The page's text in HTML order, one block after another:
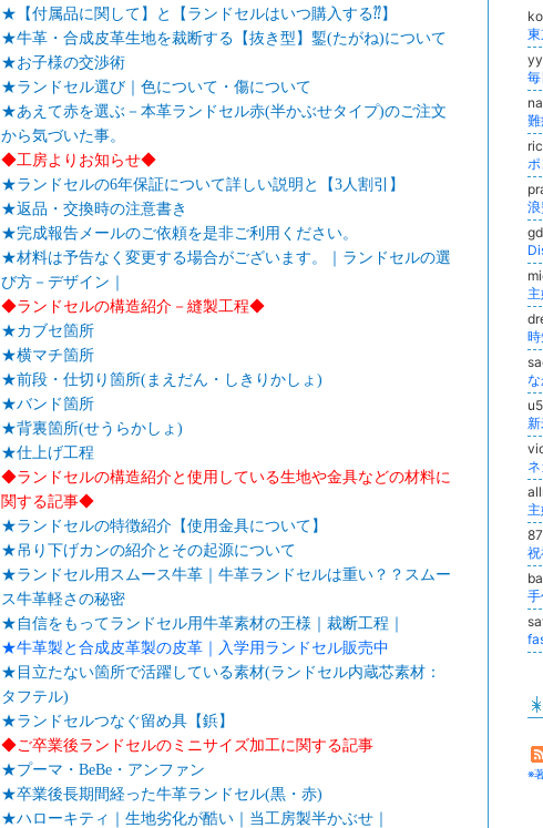
★【付属品に関して】と【ランドセルはいつ購入する⁇】
★牛革・合成皮革生地を裁断する【抜き型】鏨(たがね)について
★お子様の交渉術
★ランドセル選び｜色について・傷について
★あえて赤を選ぶ－本革ランドセル赤(半かぶせタイプ)のご注文
から気づいた事。
◆工房よりお知らせ◆
★ランドセルの6年保証について詳しい説明と【3人割引】
★返品・交換時の注意書き
★完成報告メールのご依頼を是非ご利用ください。
★材料は予告なく変更する場合がございます。｜ランドセルの選
び方－デザイン｜
◆ランドセルの構造紹介－縫製工程◆
★カブセ箇所
★横マチ箇所
★前段・仕切り箇所(まえだん・しきりかしょ)
★バンド箇所
★背裏箇所(せうらかしょ)
★仕上げ工程
◆ランドセルの構造紹介と使用している生地や金具などの材料に
関する記事◆
★ランドセルの特徴紹介【使用金具について】
★吊り下げカンの紹介とその起源について
★ランドセル用スムース牛革｜牛革ランドセルは重い？？スムー
ス牛革軽さの秘密
★自信をもってランドセル用牛革素材の王様｜裁断工程｜
★牛革製と合成皮革製の皮革｜入学用ランドセル販売中
★目立たない箇所で活躍している素材(ランドセル内蔵芯素材：
タフテル)
★ランドセルつなぐ留め具【鋲】
◆ご卒業後ランドセルのミニサイズ加工に関する記事
★プーマ・BeBe・アンファン
★卒業後長期間経った牛革ランドセル(黒・赤)
★ハローキティ｜生地劣化が酷い｜当工房製半かぶせ｜
※